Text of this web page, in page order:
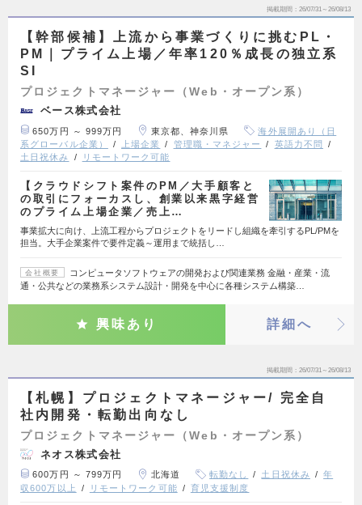
掲載期間 26/07/31～26/08/13
【幹部候補】上流から事業づくりに挑むPL・
PM｜プライム上場／年率120％成長の独立系
SI
プロジェクトマネージャー（Web・オープン系）
ベース株式会社
650万円 ～ 999万円 東京都、神奈川県
海外展開あり（日
系グローバル企業）
上場企業 管理職・マネジャー
英語力不問
土日祝休み
リモートワーク可能
【クラウドシフト案件のPM／大手顧客と
の取引にフォーカスし、創業以来黒字経営
のプライム上場企業／売上…
事業拡大に向け、上流工程からプロジェクトをリードし組織を牽引するPL/PMを
担当。大手企業案件で要件定義～運用まで統括し…
会社概要
コンピュータソフトウェアの開発および関連業務 金融・産業・流
通・公共などの業務系システム設計・開発を中心に各種システム構築…
興味あり 詳細へ
掲載期間 26/07/31～26/08/13
【札幌】プロジェクトマネージャー/ 完全自
社内開発・転勤出向なし
プロジェクトマネージャー（Web・オープン系）
ネオス株式会社
600万円 ～ 799万円 北海道 転勤なし 土日祝休み
年
収600万以上
リモートワーク可能 育児支援制度